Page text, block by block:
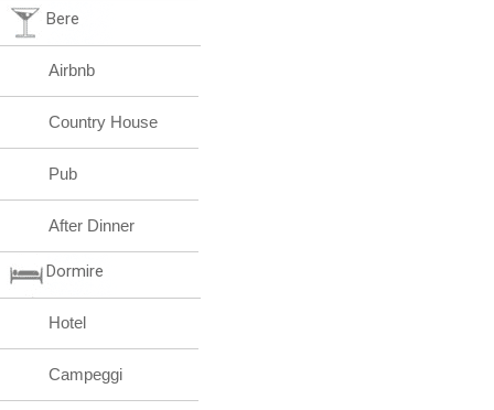
Bere
Airbnb
Country House
Pub
After Dinner
Dormire
Hotel
Campeggi